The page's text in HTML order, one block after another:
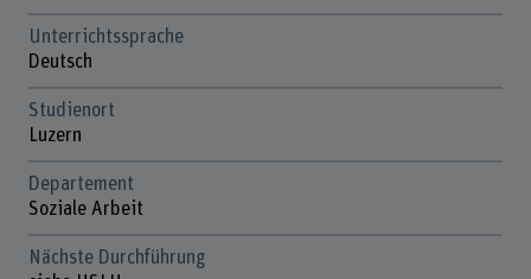
Unterrichtssprache
Deutsch
Studienort
Luzern
Departement
Soziale Arbeit
Nächste Durchführung